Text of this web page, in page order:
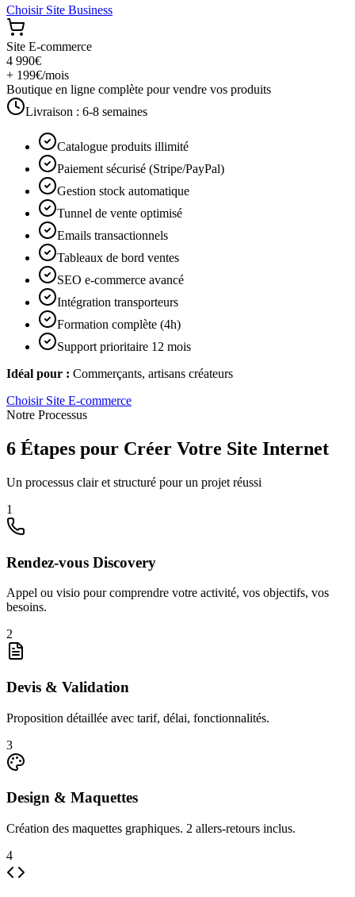
Choisir Site Business
Site E-commerce
4 990€
+ 199€/mois
Boutique en ligne complète pour vendre vos produits
Livraison : 6-8 semaines
Catalogue produits illimité
Paiement sécurisé (Stripe/PayPal)
Gestion stock automatique
Tunnel de vente optimisé
Emails transactionnels
Tableaux de bord ventes
SEO e-commerce avancé
Intégration transporteurs
Formation complète (4h)
Support prioritaire 12 mois
Idéal pour : Commerçants, artisans créateurs
Choisir Site E-commerce
Notre Processus
6 Étapes pour Créer Votre Site Internet
Un processus clair et structuré pour un projet réussi
1
Rendez-vous Discovery
Appel ou visio pour comprendre votre activité, vos objectifs, vos
besoins.
2
Devis & Validation
Proposition détaillée avec tarif, délai, fonctionnalités.
3
Design & Maquettes
Création des maquettes graphiques. 2 allers-retours inclus.
4